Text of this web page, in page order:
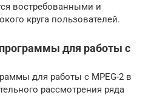
востребованными и
круга пользователей.
для работы с
для работы с MPEG-2 в
рассмотрения ряда